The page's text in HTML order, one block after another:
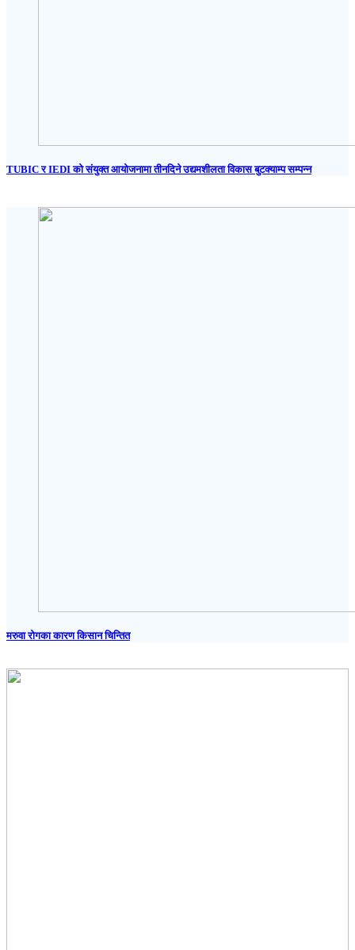
TUBIC र IEDI को संयुक्त आयोजनामा तीनदिने उद्यमशीलता विकास बुटक्याम्प सम्पन्न
मरुवा रोगका कारण किसान चिन्तित